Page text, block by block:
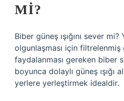
MI?
Biber güneş ışığını sever
olgunlaşması için filtrelenmiş
faydalanması gereken biber
boyunca dolaylı güneş ışığı
yerlere yerleştirmek idealdir.